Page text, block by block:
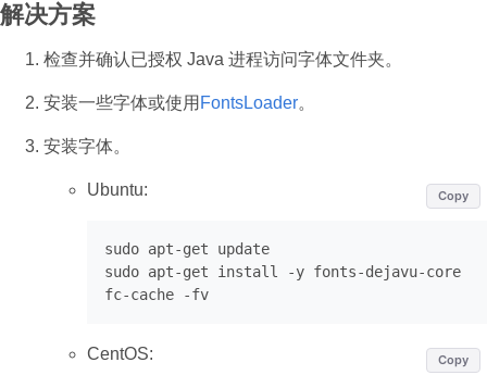
解决方案
检查并确认已授权 Java 进程访问字体文件夹。
安装一些字体或使用 FontsLoader。
安装字体。
Ubuntu: Copy
sudo apt-get update
sudo apt-get install -y fonts-dejavu-core
fc-cache -
CentOS: Copy